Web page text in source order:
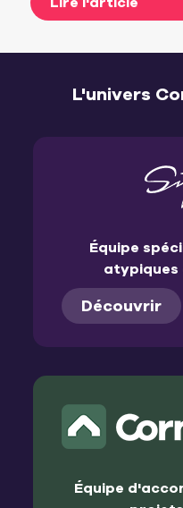
L'univers
Équipe
atypiques
Découvrir
Équipe